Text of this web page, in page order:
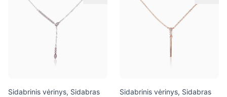
Sidabrinis vėrinys, Sidabras
Sidabrinis vėrinys, Sidabras